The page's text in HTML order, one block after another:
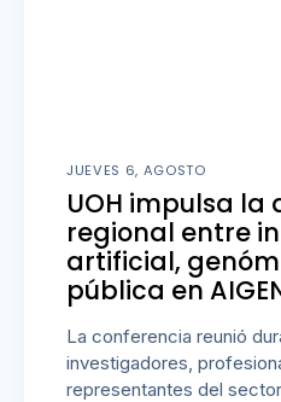
JUEVES 6, AGOSTO
UOH impulsa
regional entre
artificial,
pública en
La conferencia reunió
investigadores,
representantes del